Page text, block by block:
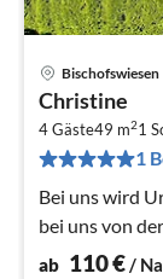
Bischofswiesen
Christine
4 Gäste49 m21
1
Bei uns wird
bei uns von
ab 110€/